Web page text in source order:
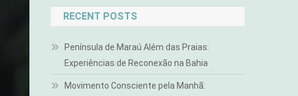
RECENT POSTS
Península de Maraú Além das Praias:
Experiências de Reconexão na Bahia
Movimento Consciente pela Manhã: